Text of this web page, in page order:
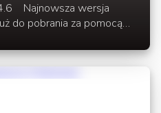
Najnowsza wersja
do pobrania za pomocą
cofnąć się na 1.4.5 aby